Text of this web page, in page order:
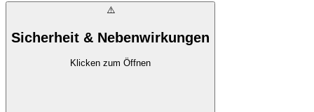
⚠️
Sicherheit & Nebenwirkungen
Klicken zum Öffnen